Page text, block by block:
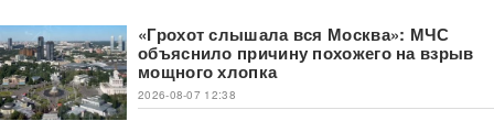
«Грохот слышала вся Москва»: МЧС
объяснило причину похожего на взрыв
мощного хлопка
2026-08-07 12:38